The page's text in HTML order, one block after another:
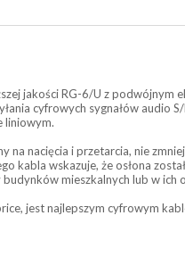
jakości RG-6/U z podwójnym
cyfrowych sygnałów
liniowym.
nacięcia i przetarcia, nie
kabla wskazuje, że osłona
mieszkalnych lub w ich
jest najlepszym cyfrowym